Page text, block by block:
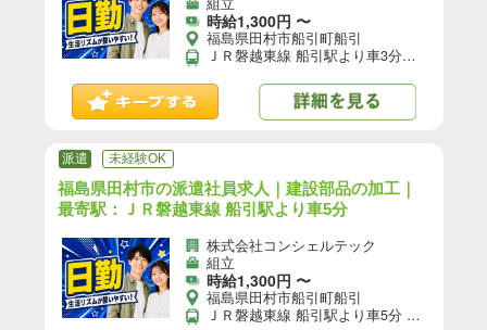
時給1,300円 〜
福島県田村市船引町船引
ＪＲ磐越東線 船引駅より車3分／ＪＲ磐越東線 船引駅より徒歩12分 【自動車通勤】可(無料駐車場あり)／【自転車通勤】可／※就業先により異なる可能性あり。応募時お問い合わせください。
派遣 未経験OK
福島県田村市の派遣社員求人｜建設部品の加工｜
最寄駅：ＪＲ磐越東線 船引駅より車5分
株式会社コンシェルテック
組立
時給1,300円 〜
福島県田村市船引町船引
ＪＲ磐越東線 船引駅より車5分 【自動車通勤】可(無料駐車場あり)／【自転車通勤】可／※就業先により異なる可能性あり。応募時お問い合わせください。